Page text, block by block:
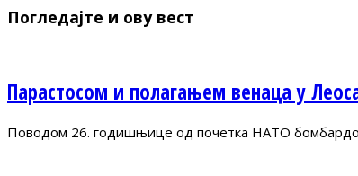
Погледајте и ову вест
Парастосом и полагањем венаца у
Поводом 26. годишњице од почетка НАТО